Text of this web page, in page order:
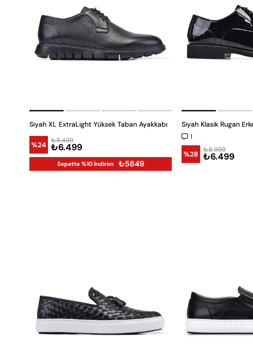
Siyah XL ExtraLight Yüksek Taban Ayakkabı
%24 ₺6.499
₺8.499
Sepette %10 İndirim ₺5849
Siyah Klasik Rugan
1
%28 ₺6.499
₺8.999